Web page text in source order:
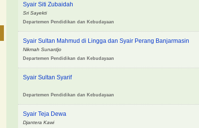
Syair Siti Zubaidah
Sri Sayekti
Departemen Pendidikan dan Kebudayaan
Syair Sultan Mahmud di Lingga dan Syair Perang Banjarmasin
Nikmah Sunardjo
Departemen Pendidikan dan Kebudayaan
Syair Sultan Syarif
Departemen Pendidikan dan Kebudayaan
Syair Teja Dewa
Djantera Kawi